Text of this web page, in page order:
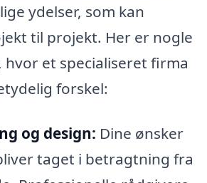
ydelser, som kan
til projekt. Her er nogle
hvor et specialiseret firma
forskel:
og design: Dine ønsker
taget i betragtning fra